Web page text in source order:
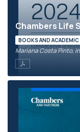
Chambers Life
BOOKS AND
Mariana Costa Pinto,